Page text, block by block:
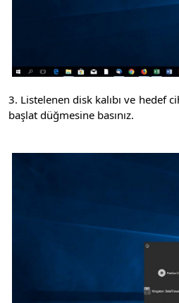
3. Listelenen disk kalıbı ve hedef
başlat düğmesine basınız.